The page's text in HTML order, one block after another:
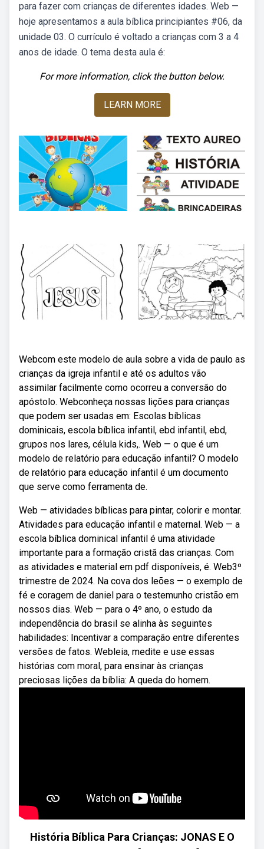
para fazer com crianças de diferentes idades. Web —
hoje apresentamos a aula bíblica principiantes #06, da
unidade 03. O currículo é voltado a crianças com 3 a 4
anos de idade. O tema desta aula é:
For more information, click the button below.
LEARN MORE
Webcom este modelo de aula sobre a vida de paulo as
crianças da igreja infantil e até os adultos vão
assimilar facilmente como ocorreu a conversão do
apóstolo. Webconheça nossas lições para crianças
que podem ser usadas em: Escolas bíblicas
dominicais, escola bíblica infantil, ebd infantil, ebd,
grupos nos lares, célula kids,. Web — o que é um
modelo de relatório para educação infantil? O modelo
de relatório para educação infantil é um documento
que serve como ferramenta de.
Web — atividades bíblicas para pintar, colorir e montar.
Atividades para educação infantil e maternal. Web — a
escola bíblica dominical infantil é uma atividade
importante para a formação cristã das crianças. Com
as atividades e material em pdf disponíveis, é. Web3º
trimestre de 2024. Na cova dos leões — o exemplo de
fé e coragem de daniel para o testemunho cristão em
nossos dias. Web — para o 4º ano, o estudo da
independência do brasil se alinha às seguintes
habilidades: Incentivar a comparação entre diferentes
versões de fatos. Webleia, medite e use essas
histórias com moral, para ensinar às crianças
preciosas lições da bíblia: A queda do homem.
História Bíblica Para Crianças: JONAS E O